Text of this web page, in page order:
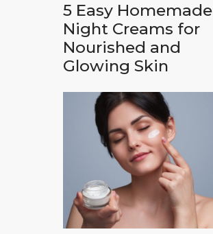
5 Easy Homemade
Night Creams for
Nourished and
Glowing Skin